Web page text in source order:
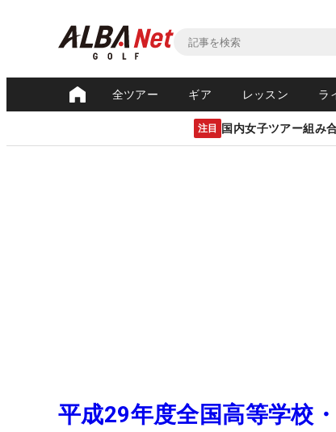
全ツアー ギア レッスン ラ
注目 国内女子ツアー組み
平成29年度全国高等学校